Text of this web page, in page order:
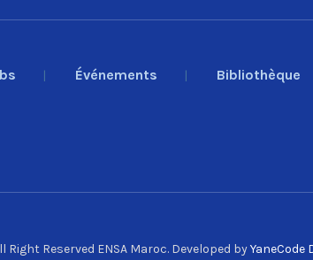
Événements Bibliothèque
Reserved ENSA Maroc. Developed byYaneCode